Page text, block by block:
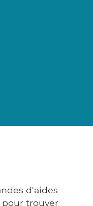
d'aides
pour trouver